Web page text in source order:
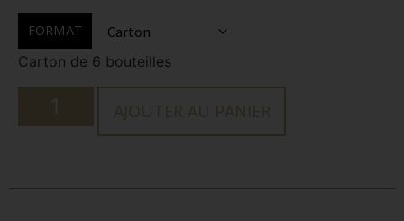
FORMAT
Carton de 6 bouteilles
AJOUTER AU PANIER